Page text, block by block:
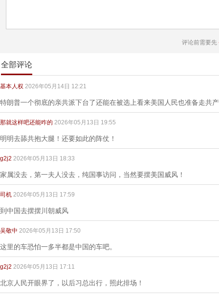
评论前需要先
全部评论
基本人权 2026年05月14日 12:21
特朗普一个彻底的亲共派下台了还能在被选上看来美国人民也准备走共
那就这样吧还能咋的 2026年05月13日 19:55
明明去舔共抱大腿！还要如此的阵仗！
g2j2 2026年05月13日 18:33
家属没去，第一夫人没去，纯国事访问，当然要摆美国威风！
司机 2026年05月13日 17:59
到中国去摆摆川朝威风
吴敬中 2026年05月13日 17:50
这里的车恐怕一多半都是中国的车吧。
g2j2 2026年05月13日 17:11
北京人民开眼界了，以后习总出行，照此排场！